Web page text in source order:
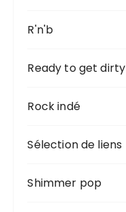
R'n'b
Ready to get dirty
Rock indé
Sélection de liens
Shimmer pop